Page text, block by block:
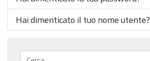
Hai dimenticato il tuo nome utente?
Cerca...